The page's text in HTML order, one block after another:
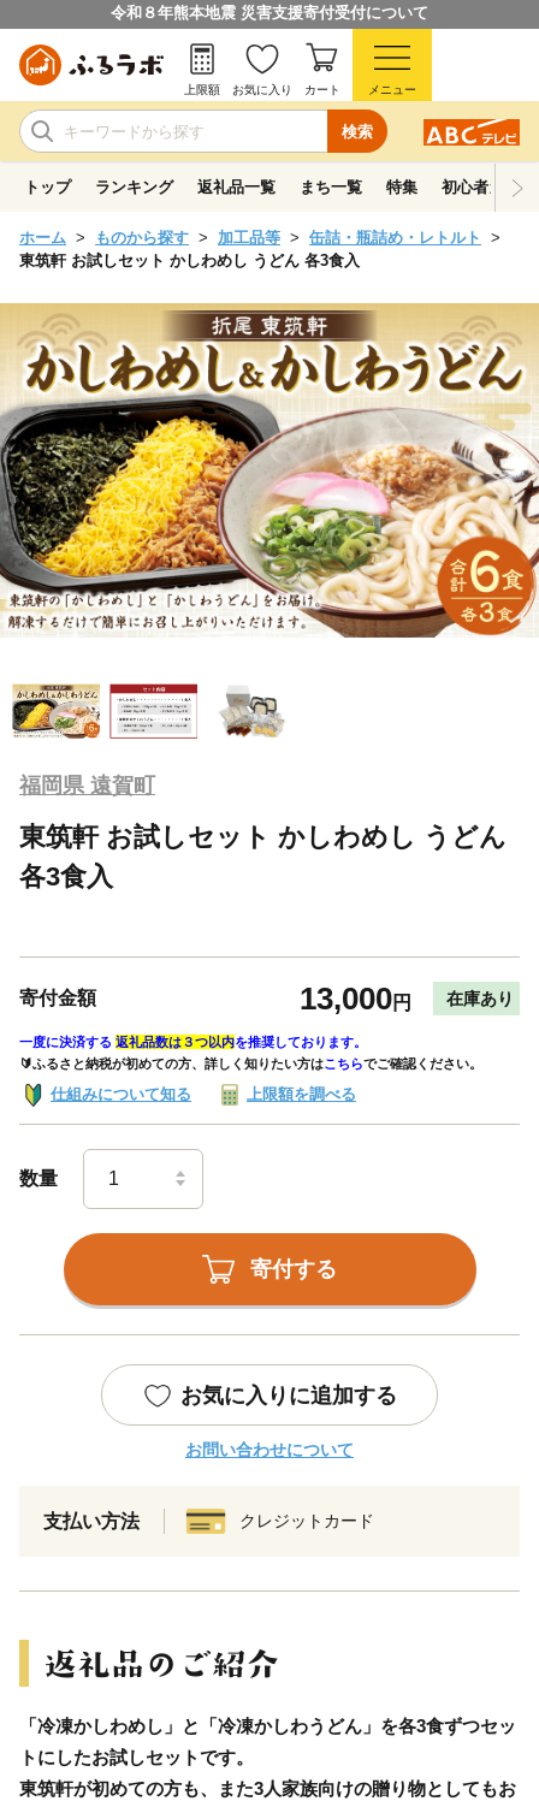
令和８年熊本地震 災害支援寄付受付について
検索
上限額 お気に入り カート メニュー
トップ ランキング 返礼品一覧 まち一覧 特集 初心者ガイド
ホーム ものから探す 加工品等
缶詰・瓶詰め・レトルト
東筑軒 お試しセット かしわめし うどん 各3食入
福岡県 遠賀町
東筑軒 お試しセット かしわめし うどん
各3食入
寄付金額 13,000円 在庫あり
一度に決済する 返礼品数は３つ以内を推奨しております。
🔰ふるさと納税が初めての方、詳しく知りたい方はこちらでご確認ください。
仕組みについて知る 上限額を調べる
数量
寄付する
お気に入りに追加する
お問い合わせについて
支払い方法 クレジットカード
「冷凍かしわめし」と「冷凍かしわうどん」を各3食ずつセッ
トにしたお試しセットです。
東筑軒が初めての方も、また3人家族向けの贈り物としてもお